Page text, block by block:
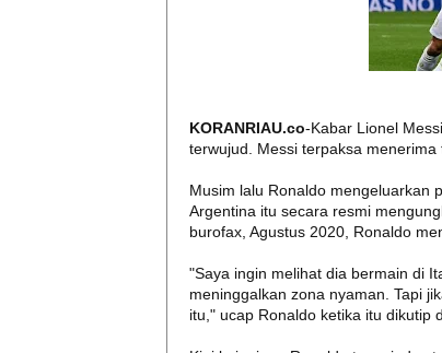
KORANRIAU.co-Kabar Lionel
terwujud. Messi terpaksa
Musim lalu Ronaldo mengeluarkan
Argentina itu secara resmi
burofax, Agustus 2020, Ronaldo
"Saya ingin melihat dia bermain di
meninggalkan zona nyaman. Tapi
itu," ucap Ronaldo ketika itu dikutip